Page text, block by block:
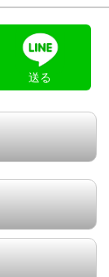
送る